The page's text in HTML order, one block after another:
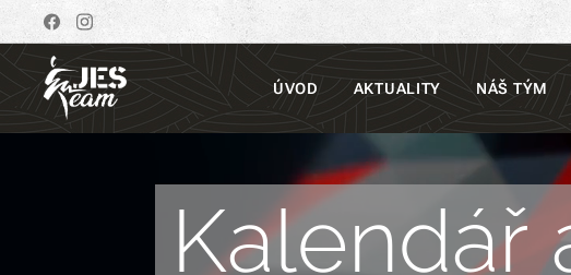
ÚVOD AKTUALITY NÁŠ TÝM
Kalendář